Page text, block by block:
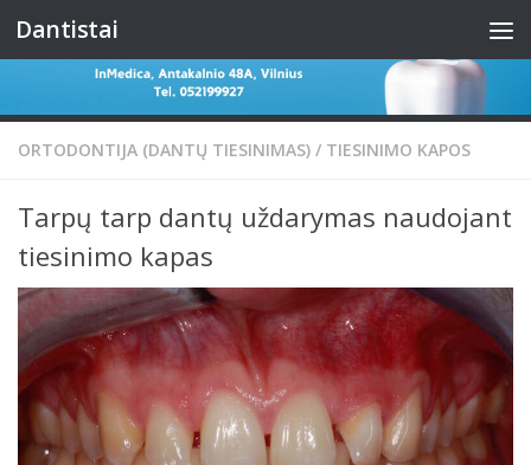
Skip to content
Dantistai
ORTODONTIJA (DANTŲ TIESINIMAS) / TIESINIMO KAPOS
Tarpų tarp dantų uždarymas naudojant
tiesinimo kapas